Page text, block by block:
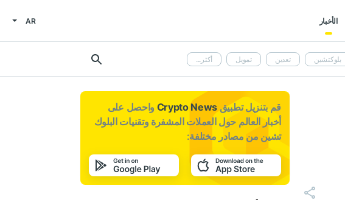
الأخبار AR
بلوكتشين تعدين تمويل أكثر...
قم بتنزيل تطبيق Crypto News واحصل على
أخبار العالم حول العملات المشفرة وتقنيات البلوك
تشين من مصادر مختلفة: